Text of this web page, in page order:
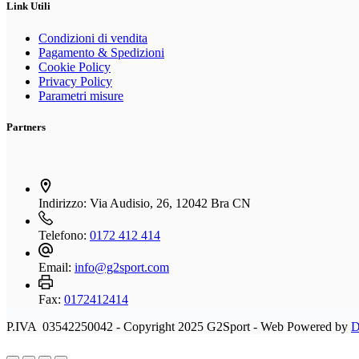
opzioni
possono
essere
scelte
nella
pagina
Link Utili
Condizioni di vendita
Pagamento & Spedizioni
Cookie Policy
Privacy Policy
Parametri misure
Partners
Indirizzo: Via Audisio, 26, 12042 Bra CN
Telefono: 0172 412 414
Email: info@g2sport.com
Fax: 0172412414
P.IVA 03542250042 - Copyright 2025 G2Sport - Web Powered by